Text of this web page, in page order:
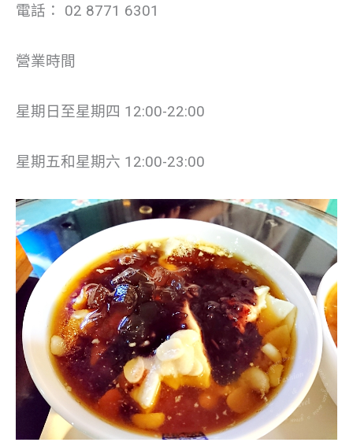
電話： 02 8771 6301
營業時間
星期日至星期四 12:00-22:00
星期五和星期六 12:00-23:00